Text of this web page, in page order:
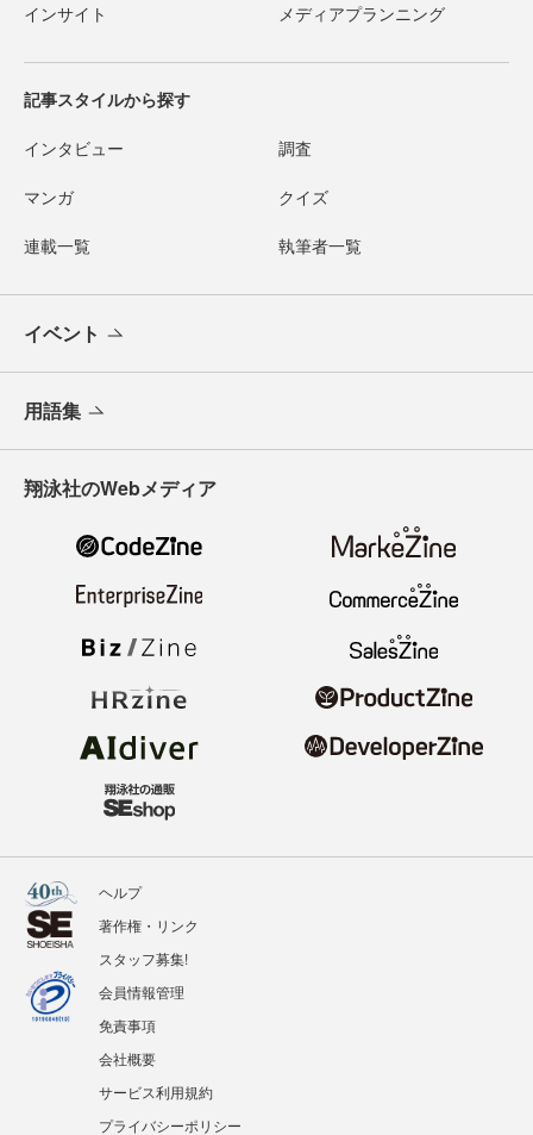
インサイト メディアプランニング
記事スタイルから探す
インタビュー 調査
マンガ クイズ
連載一覧 執筆者一覧
イベント
用語集
翔泳社のWebメディア
ヘルプ
著作権・リンク
スタッフ募集!
会員情報管理
免責事項
会社概要
サービス利用規約
プライバシーポリシー